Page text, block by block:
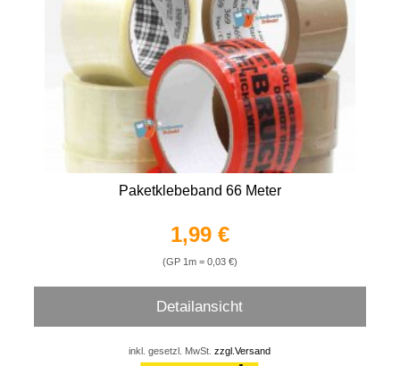
Paketklebeband 66 Meter
1,99 €
(GP 1m = 0,03 €)
Detailansicht
inkl. gesetzl. MwSt.zzgl.Versand